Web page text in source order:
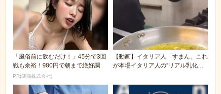
「風俗前に飲むだけ！」45分で3回
戦も余裕！980円で朝まで絶好調
PR(健商株式会社)
【動画】イタリア人「すまん、これ
が本場イタリア人の”リアル乳化ペ